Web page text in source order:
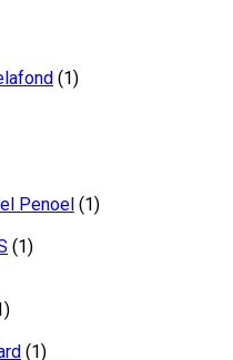
(1)
Penoel (1)
(1)
(1)